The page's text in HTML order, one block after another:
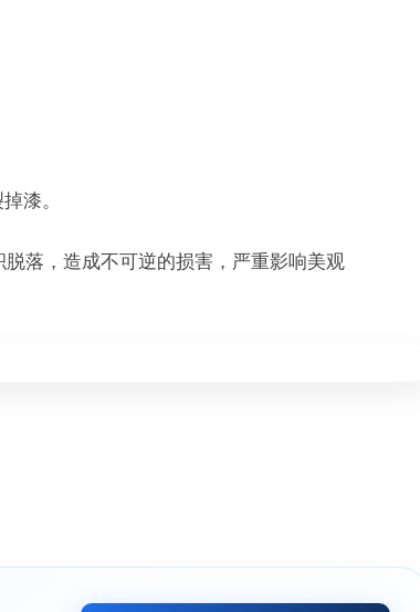
漆。
落，造成不可逆的损害，严重影响美观